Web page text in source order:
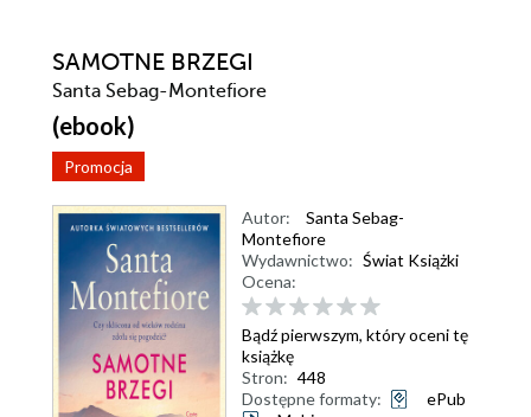
SAMOTNE BRZEGI
Santa Sebag-Montefiore
(ebook)
Promocja
Autor:
Santa Sebag-
Montefiore
Wydawnictwo: Świat Książki
Ocena:
Bądź pierwszym, który oceni tę
książkę
Stron: 448
Dostępne formaty:
ePub